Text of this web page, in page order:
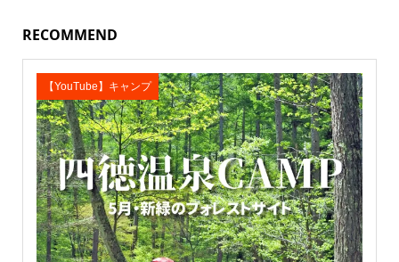
RECOMMEND
【YouTube】キャンプ